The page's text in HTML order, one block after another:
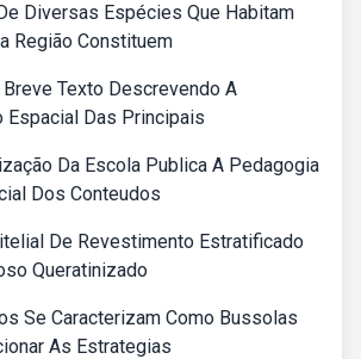
Diversas Espécies Que Habitam
Região Constituem
Breve Texto Descrevendo A
Espacial Das Principais
Da Escola Publica A Pedagogia
Dos Conteudos
De Revestimento Estratificado
Queratinizado
Se Caracterizam Como Bussolas
As Estrategias